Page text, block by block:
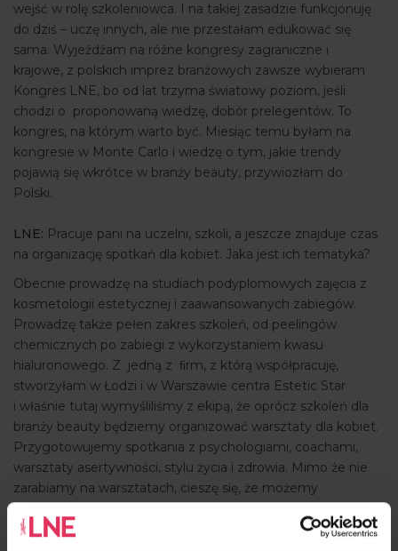
wejść w rolę szkoleniowca. I na takiej zasadzie funkcjonuję
do dziś – uczę innych, ale nie przestałam edukować się
sama. Wyjeżdżam na różne kongresy zagraniczne i
krajowe, z polskich imprez branżowych zawsze wybieram
Kongres LNE, bo od lat trzyma światowy poziom, jeśli
chodzi o proponowaną wiedzę, dobór prelegentów. To
kongres, na którym warto być. Miesiąc temu byłam na
kongresie w Monte Carlo i wiedzę o tym, jakie trendy
pojawią się wkrótce w branży beauty, przywiozłam do
Polski.
LNE: Pracuje pani na uczelni, szkoli, a jeszcze znajduje czas
na organizację spotkań dla kobiet. Jaka jest ich tematyka?
Obecnie prowadzę na studiach podyplomowych zajęcia z
kosmetologii estetycznej i zaawansowanych zabiegów.
Prowadzę także pełen zakres szkoleń, od peelingów
chemicznych po zabiegi z wykorzystaniem kwasu
hialuronowego. Z jedną z ﬁrm, z którą współpracuję,
stworzyłam w Łodzi i w Warszawie centra Estetic Star
i właśnie tutaj wymyśliliśmy z ekipą, że oprócz szkoleń dla
branży beauty będziemy organizować warsztaty dla kobiet.
Przygotowujemy spotkania z psychologiami, coachami,
warsztaty asertywności, stylu życia i zdrowia. Mimo że nie
zarabiamy na warsztatach, cieszę się, że możemy
zorganizować spotkania z wyjątkowymi ludźmi,
profesjonalistami, dzięki którym sami także wzmacniamy